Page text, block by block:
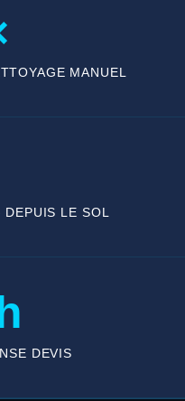
MANUEL
LE SOL
DEVIS